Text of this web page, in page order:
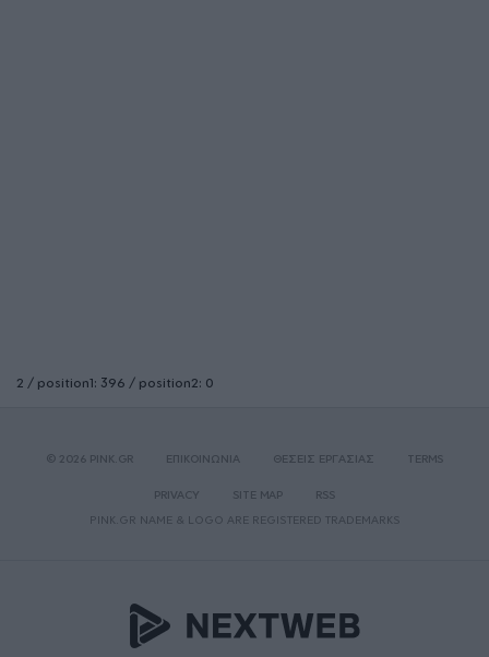
2 / position1: 396 / position2: 0
© 2026 PINK.GR ΕΠΙΚΟΙΝΩΝΙΑ ΘΕΣΕΙΣ ΕΡΓΑΣΙΑΣ TERMS
PRIVACY SITE MAP
RSS
PINK.GR NAME & LOGO ARE REGISTERED TRADEMARKS